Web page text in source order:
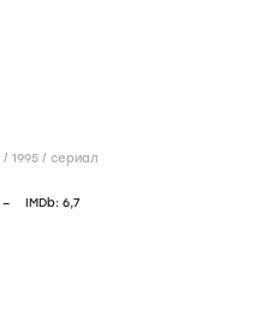
Children of the Dust / 1995 / сериал
– IMDb: 6,7